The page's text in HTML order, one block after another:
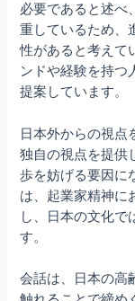
必要であると述べ
重しているため、
性があると考えて
ンドや経験を持つ
提案しています。
日本外からの視点
独自の視点を提供
歩を妨げる要因に
は、起業家精神に
し、日本の文化で
す。
会話は、日本の高